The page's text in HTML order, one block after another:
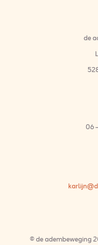
de
06
© de adembeweging